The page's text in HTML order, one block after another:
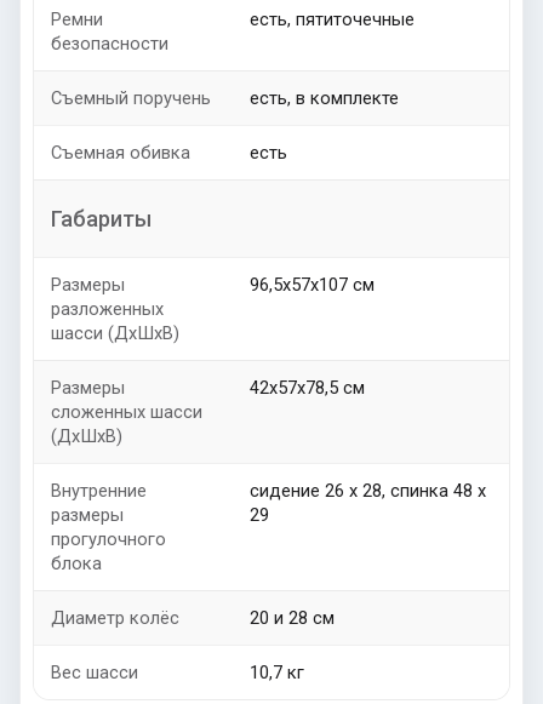
Ремни
безопасности
есть, пятиточечные
Съемный поручень есть, в комплекте
Съемная обивка есть
Габариты
Размеры
разложенных
шасси (ДхШхВ)
96,5х57х107 см
Размеры
сложенных шасси
(ДхШхВ)
42х57х78,5 см
Внутренние
размеры
прогулочного
блока
сидение 26 х 28, спинка 48 х
29
Диаметр колёс 20 и 28 см
Вес шасси 10,7 кг